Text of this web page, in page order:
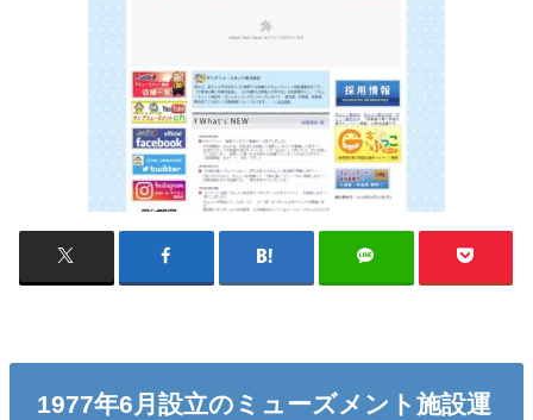
1977年6月設立のミューズメント施設運